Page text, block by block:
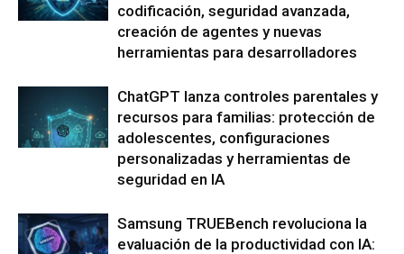
codificación, seguridad avanzada,
creación de agentes y nuevas
herramientas para desarrolladores
ChatGPT lanza controles parentales y
recursos para familias: protección de
adolescentes, configuraciones
personalizadas y herramientas de
seguridad en IA
Samsung TRUEBench revoluciona la
evaluación de la productividad con IA: